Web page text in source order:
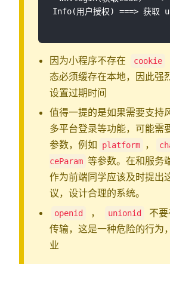
因为小程序不存在 cookie
态必须缓存在本地，因此强
设置过期时间
值得一提的是如果需要支持
多平台登录等功能，可能需
参数，例如
platform ，
ceParam 等参数。在和服务
作为前端同学应该及时提出
议，设计合理的系统。
openid ， unionid
不
传输，这是一种危险的行为
业